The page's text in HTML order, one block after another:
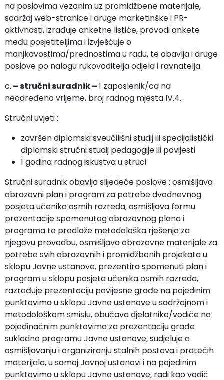
na poslovima vezanim uz promidžbene materijale,
sadržaj web-stranice i druge marketinške i PR-
aktivnosti, izrađuje anketne listiće, provodi ankete
među posjetiteljima i izvješćuje o
manjkavostima/prednostima u radu, te obavlja i druge
poslove po nalogu rukovoditelja odjela i ravnatelja.
c. – stručni suradnik –1 zaposlenik/ca na
neodređeno vrijeme, broj radnog mjesta IV.4.
Stručni uvjeti :
završen diplomski sveučilišni studij ili specijalistički
diplomski stručni studij pedagogije ili povijesti
1 godina radnog iskustva u struci
Stručni suradnik obavlja slijedeće poslove : osmišljava
obrazovni plan i program za potrebe dvodnevnog
posjeta učenika osmih razreda, osmišljava formu
prezentacije spomenutog obrazovnog plana i
programa te predlaže metodološka rješenja za
njegovu provedbu, osmišljava obrazovne materijale za
potrebe svih obrazovnih i promidžbenih projekata u
sklopu Javne ustanove, prezentira spomenuti plan i
program u sklopu posjeta učenika osmih razreda,
razrađuje prezentaciju povijesne građe na pojedinim
punktovima u sklopu Javne ustanove u sadržajnom i
metodološkom smislu, obučava djelatnike/vodiče na
pojedinačnim punktovima za prezentaciju građe
sukladno programu Javne ustanove, sudjeluje o
osmišljavanju i organiziranju stalnih postava i pratećih
materijala, u samoj Javnoj ustanovi i na pojedinim
punktovima u sklopu Javne ustanove, radi kao vodič